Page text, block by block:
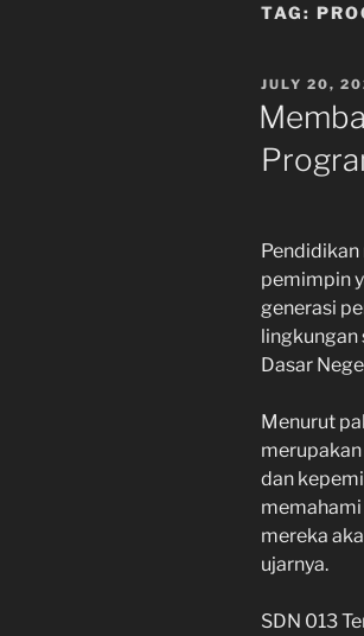
TAG:
POSTED
ON
JULY 20,
pemimpin
generasi
lingkungan
Dasar
Menurut
dan
mereka
ujarnya.
SDN 013